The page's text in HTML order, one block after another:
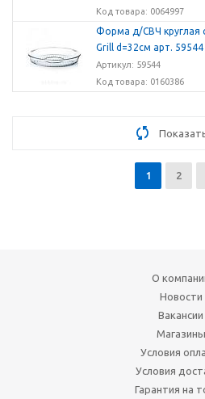
Код товара: 0064997
Форма д/СВЧ круглая
Grill d=32см арт. 59544
Артикул: 59544
Код товара: 0160386
1 2
О
Новости
Вакансии
Магазины
Условия
Условия
Гарантия на